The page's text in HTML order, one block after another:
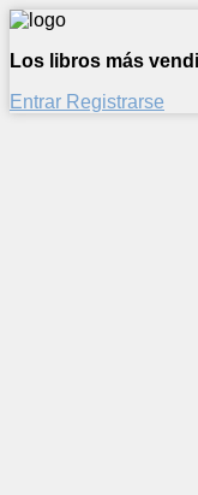
Los libros más
Entrar Registrarse